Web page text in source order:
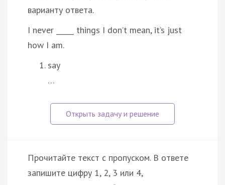
варианту ответа.
I never _____ things I don’t mean, it’s just
how I am.
say
…
Прочитайте текст с пропуском. В ответе
запишите цифру 1, 2, 3 или 4,